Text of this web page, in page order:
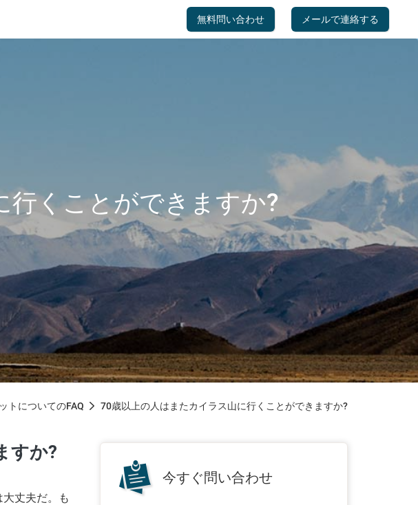
無料問い合わせ メールで連絡する
行くことができますか?
トについてのFAQ  70歳以上の人はまたカイラス山に行くことができますか?
すか?
丈夫だ。も
 今すぐ問い合わせ